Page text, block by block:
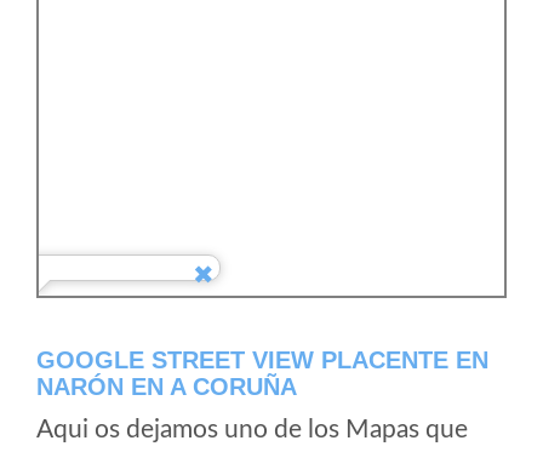
GOOGLE STREET VIEW PLACENTE EN
NARÓN EN A CORUÑA
Aqui os dejamos uno de los Mapas que